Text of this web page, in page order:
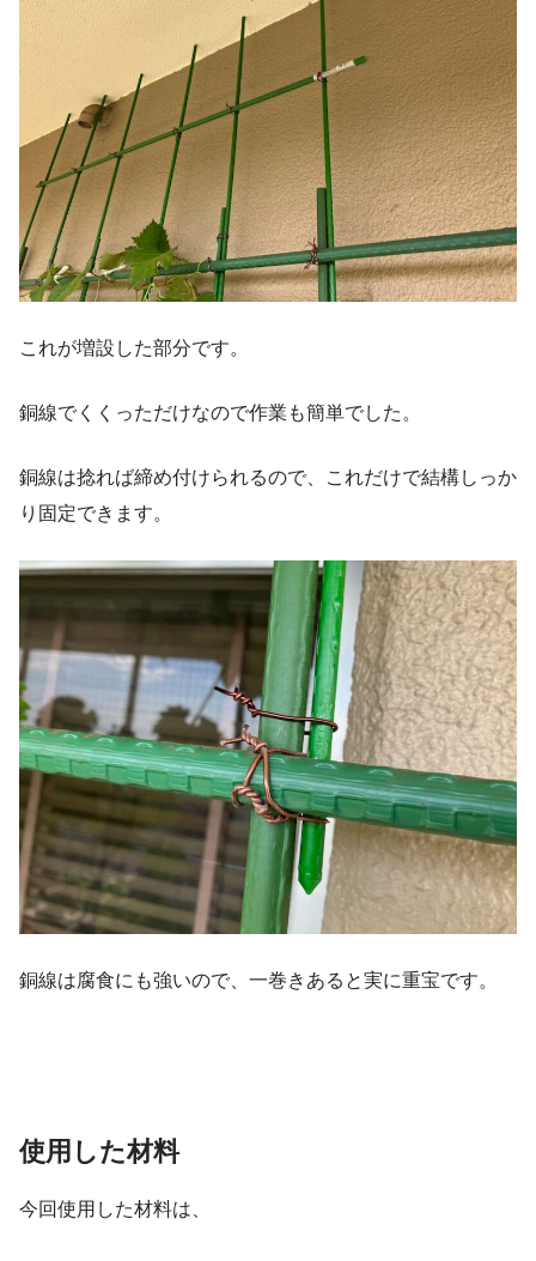
これが増設した部分です。
銅線でくくっただけなので作業も簡単でした。
銅線は捻れば締め付けられるので、これだけで結構しっか
り固定できます。
銅線は腐食にも強いので、一巻きあると実に重宝です。
使用した材料
今回使用した材料は、